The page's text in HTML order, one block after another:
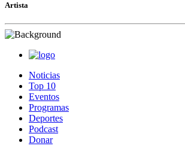
Artista
Noticias
Top 10
Eventos
Programas
Deportes
Podcast
Donar